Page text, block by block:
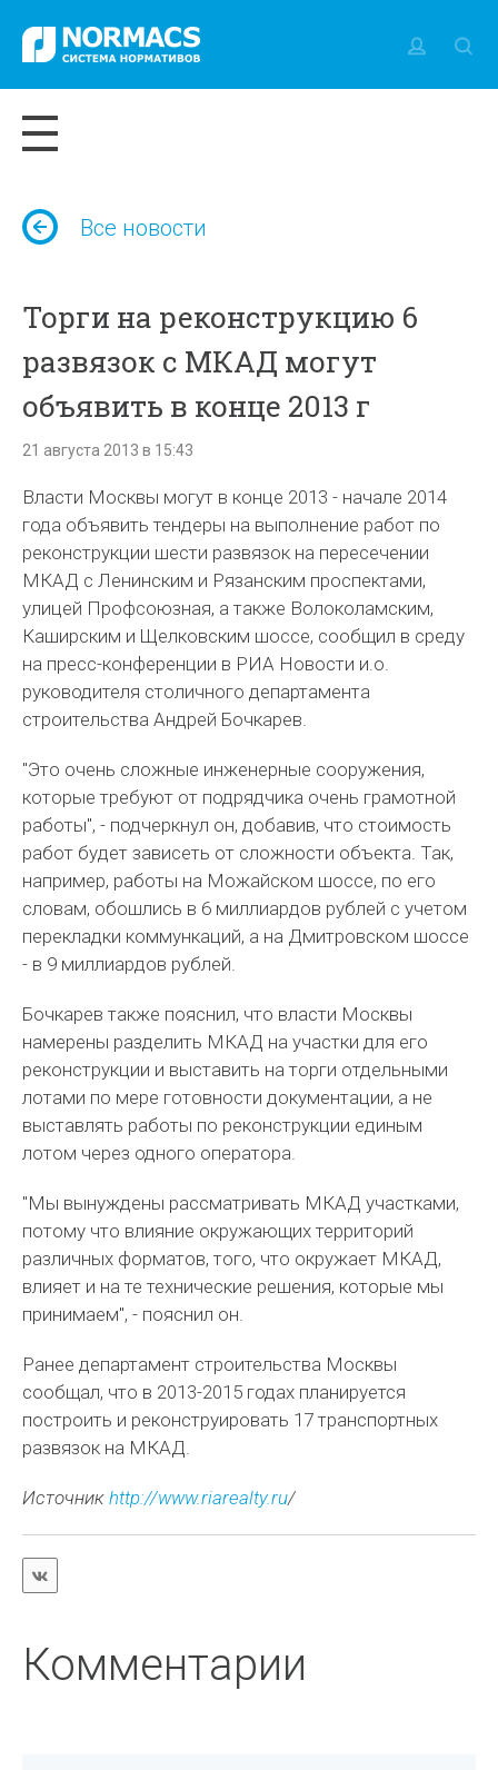
Все новости
Торги на реконструкцию 6
развязок с МКАД могут
объявить в конце 2013 г
21 августа 2013 в 15:43
Власти Москвы могут в конце 2013 - начале 2014
года объявить тендеры на выполнение работ по
реконструкции шести развязок на пересечении
МКАД с Ленинским и Рязанским проспектами,
улицей Профсоюзная, а также Волоколамским,
Каширским и Щелковским шоссе, сообщил в среду
на пресс-конференции в РИА Новости и.о.
руководителя столичного департамента
строительства Андрей Бочкарев.
"Это очень сложные инженерные сооружения,
которые требуют от подрядчика очень грамотной
работы", - подчеркнул он, добавив, что стоимость
работ будет зависеть от сложности объекта. Так,
например, работы на Можайском шоссе, по его
словам, обошлись в 6 миллиардов рублей с учетом
перекладки коммункаций, а на Дмитровском шоссе
- в 9 миллиардов рублей.
Бочкарев также пояснил, что власти Москвы
намерены разделить МКАД на участки для его
реконструкции и выставить на торги отдельными
лотами по мере готовности документации, а не
выставлять работы по реконструкции единым
лотом через одного оператора.
"Мы вынуждены рассматривать МКАД участками,
потому что влияние окружающих территорий
различных форматов, того, что окружает МКАД,
влияет и на те технические решения, которые мы
принимаем", - пояснил он.
Ранее департамент строительства Москвы
сообщал, что в 2013-2015 годах планируется
построить и реконструировать 17 транспортных
развязок на МКАД.
Источникhttp://www.riarealty.ru/
Комментарии